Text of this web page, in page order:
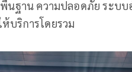
พื้นฐาน ความปลอดภัย ระบ
บริการโดยรวม